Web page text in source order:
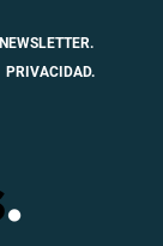
NEWSLETTER.
PRIVACIDAD.